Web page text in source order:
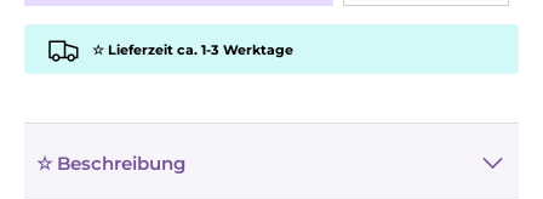
☆ Lieferzeit ca. 1-3 Werktage
☆ Beschreibung